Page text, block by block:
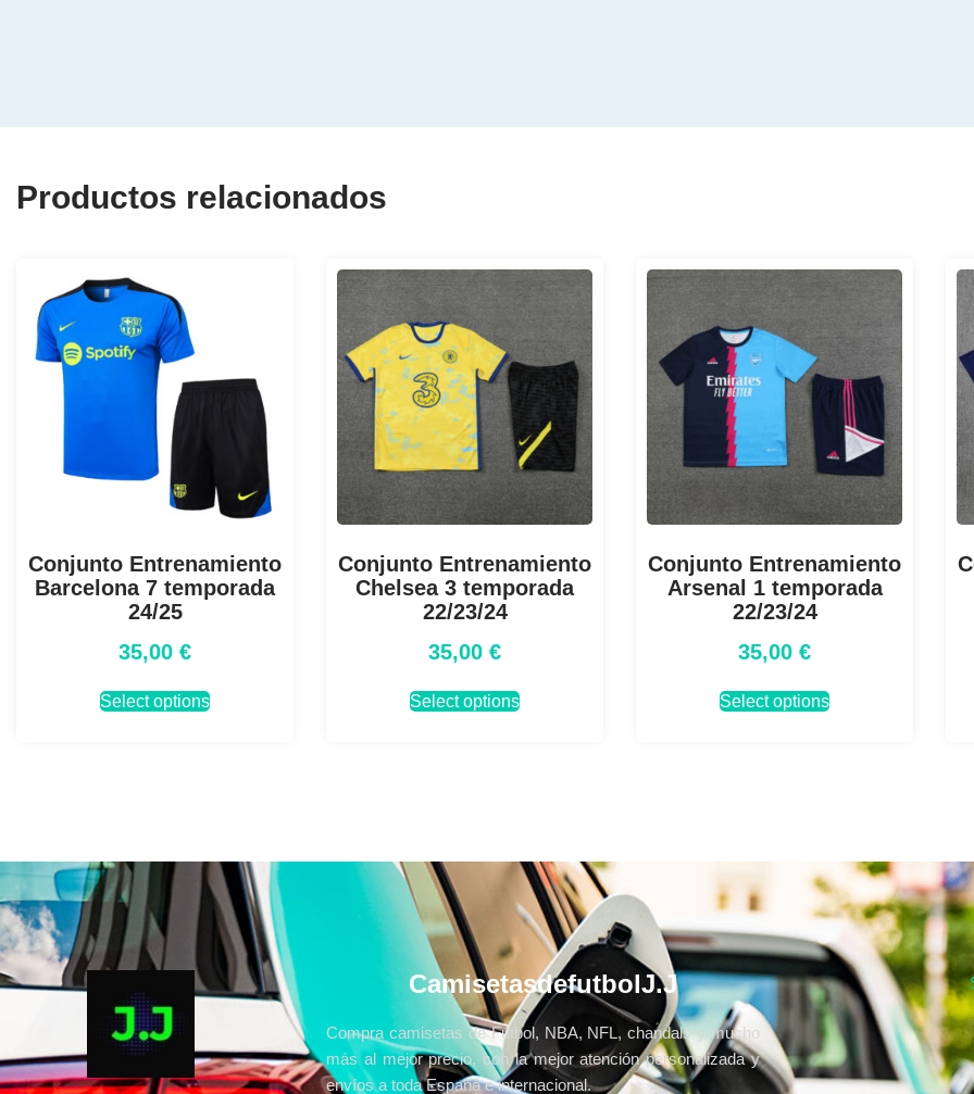
Productos relacionados
Conjunto Entrenamiento
Barcelona 7 temporada
24/25
35,00 €
Select options
Conjunto Entrenamiento
Chelsea 3 temporada
22/23/24
35,00 €
Select options
Conjunto Entrenamiento
Arsenal 1 temporada
22/23/24
35,00 €
Select options
CamisetasdefutbolJ.J
Compra camisetas de Fútbol, NBA, NFL, chandals y mucho
más al mejor precio, con la mejor atención personalizada y
envíos a toda España e internacional.